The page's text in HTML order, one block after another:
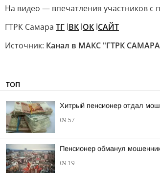
На видео — впечатления участников с
ГТРК Самара ТГ lВК lОК lСАЙТ
Источник: Канал в МАКС "ГТРК
ТОП
Хитрый пенсионер отдал
09:57
Пенсионер обманул
09:19